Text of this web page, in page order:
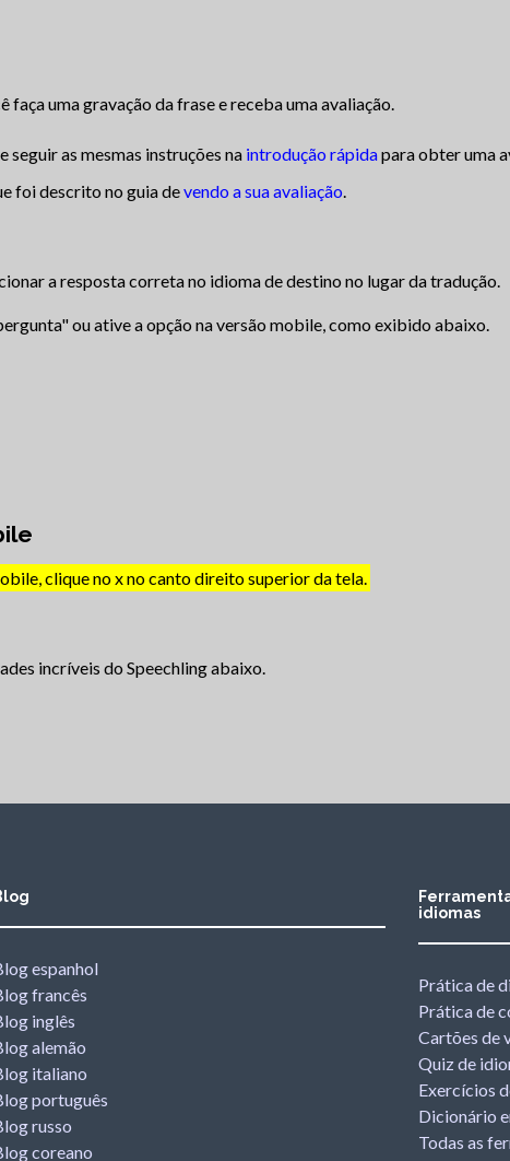
uma gravação da frase e receba uma avaliação.
seguir as mesmas instruções na introdução rápidapara obter uma
foi descrito no guia devendo a sua avaliação.
a resposta correta no idioma de destino no lugar da tradução.
ou ative a opção na versão mobile, como exibido abaixo.
clique no x no canto direito superior da tela.
incríveis do Speechling abaixo.
espanhol
francês
inglês
alemão
italiano
português
russo
coreano
idiomas
Prática de
Prática de
Cartões de
Quiz de
Exercícios
Dicionário
Todas as